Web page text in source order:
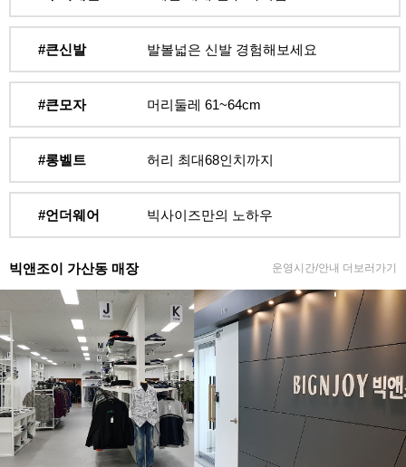
#큰신발 발볼넓은 신발 경험해보세요
#큰모자 머리둘레 61~64cm
#롱벨트 허리 최대68인치까지
#언더웨어 빅사이즈만의 노하우
빅앤조이 가산동 매장 운영시간/안내 더보러가기